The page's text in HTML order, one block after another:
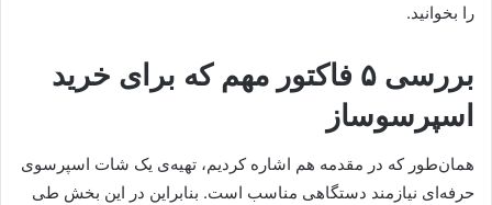
را بخوانید.
بررسی ۵ فاکتور مهم که برای خرید
اسپرسوساز
همان‌طور که در مقدمه هم اشاره کردیم، تهیه‌ی یک شات اسپرسوی
حرفه‌ای نیازمند دستگاهی مناسب است. بنابراین در این بخش طی